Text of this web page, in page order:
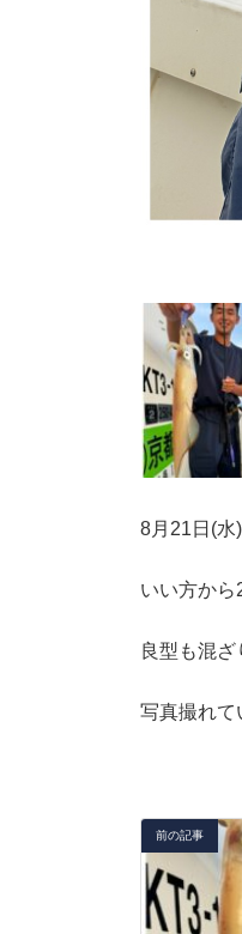
8月21日(水)
いい方から
良型も混
写真撮れて
前の記事